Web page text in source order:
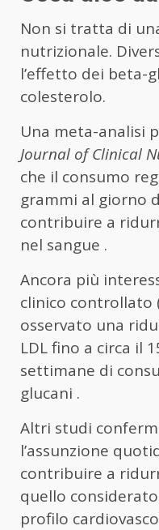
Non si tratta di
nutrizionale.
l’effetto dei beta-
colesterolo.
Una meta-analisi
Journal of Clinical
che il consumo
grammi al giorno
contribuire a
nel sangue .
Ancora più
clinico controllato
osservato una
LDL fino a circa il
settimane di
glucani .
Altri studi
l’assunzione
contribuire a
quello
profilo